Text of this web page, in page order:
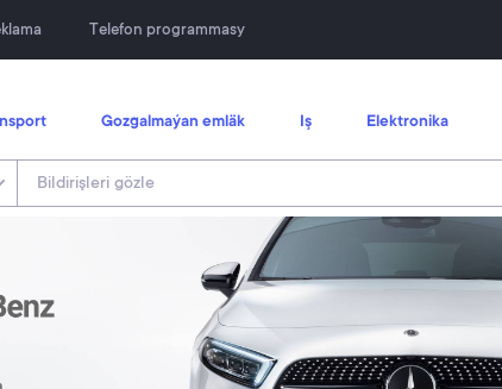
Telefon programmasy
Gozgalmaýan emläk Iş Elektronika